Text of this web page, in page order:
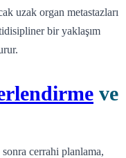
uzak organ metastazları
bir yaklaşım
ve
cerrahi planlama,